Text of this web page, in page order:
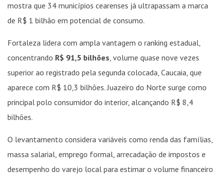
mostra que 34 municípios cearenses já ultrapassam a marca
de R$ 1 bilhão em potencial de consumo.
Fortaleza lidera com ampla vantagem o ranking estadual,
concentrando R$ 91,5 bilhões, volume quase nove vezes
superior ao registrado pela segunda colocada, Caucaia, que
aparece com R$ 10,3 bilhões. Juazeiro do Norte surge como
principal polo consumidor do interior, alcançando R$ 8,4
bilhões.
O levantamento considera variáveis como renda das famílias,
massa salarial, emprego formal, arrecadação de impostos e
desempenho do varejo local para estimar o volume financeiro